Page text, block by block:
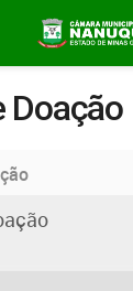
Doação